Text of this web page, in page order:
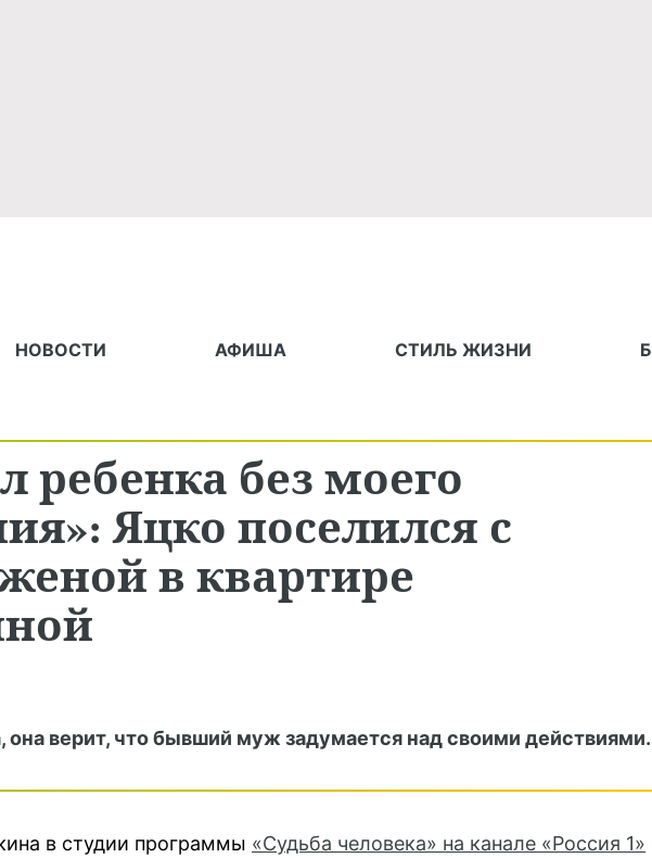
НОВОСТИ АФИША СТИЛЬ ЖИЗНИ
ребенка без моего
Яцко поселился с
в квартире
она верит, что бывший муж задумается над своими действиями.
в студии программы «Судьба человека» на канале «Россия 1»